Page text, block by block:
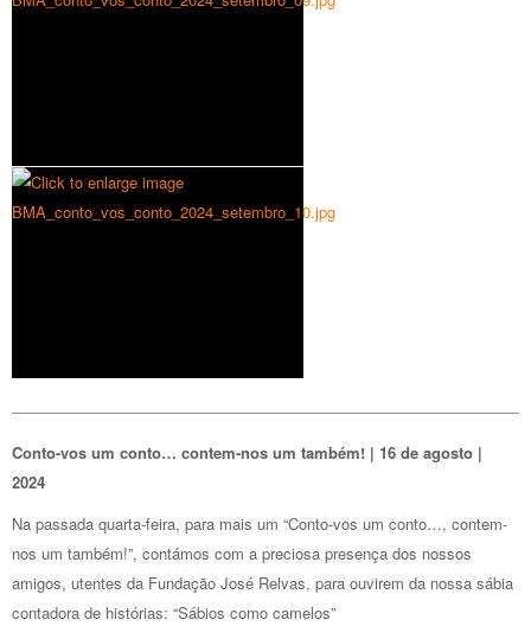
Conto-vos um conto… contem-nos um também! | 16 de agosto |
2024
Na passada quarta-feira, para mais um “Conto-vos um conto…, contem-
nos um também!”, contámos com a preciosa presença dos nossos
amigos, utentes da Fundação José Relvas, para ouvirem da nossa sábia
contadora de histórias: “Sábios como camelos”